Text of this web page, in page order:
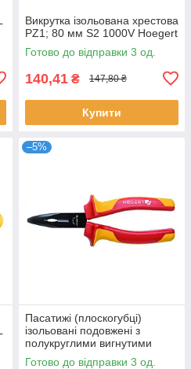
Викрутка ізольована хрестова
PZ1; 80 мм S2 1000V Hoegert
Готово до відправки 3 од.
140,41 ₴ 147,80 ₴
Купити
–5%
Пасатижі (плоскогубці)
ізольовані подовжені з
полукруглими вигнутими
губками,1000V Hoegert
Готово до відправки 3 од.